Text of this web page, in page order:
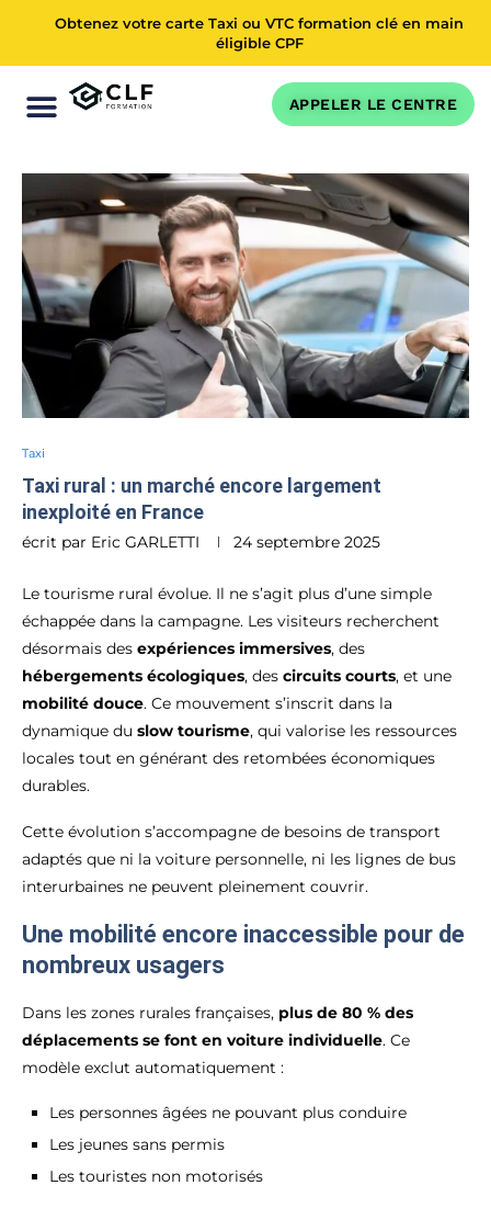
Obtenez votre carte Taxi ou VTC formation clé en main
éligible CPF
APPELER LE CENTRE
Accueil
Taxi rural : un marché encore largement inexploité
Taxi
Taxi rural : un marché encore largement
inexploité en France
écrit par Eric GARLETTI 24 septembre 2025
Le tourisme rural évolue. Il ne s’agit plus d’une simple
échappée dans la campagne. Les visiteurs recherchent
désormais des expériences immersives, des
hébergements écologiques, des circuits courts, et une
mobilité douce. Ce mouvement s’inscrit dans la
dynamique du slow tourisme, qui valorise les ressources
locales tout en générant des retombées économiques
durables.
Cette évolution s’accompagne de besoins de transport
adaptés que ni la voiture personnelle, ni les lignes de bus
interurbaines ne peuvent pleinement couvrir.
Une mobilité encore inaccessible pour de
nombreux usagers
Dans les zones rurales françaises, plus de 80 % des
déplacements se font en voiture individuelle. Ce
modèle exclut automatiquement :
Les personnes âgées ne pouvant plus conduire
Les jeunes sans permis
Les touristes non motorisés